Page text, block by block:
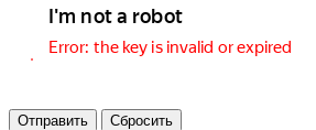
Отправить Сбросить